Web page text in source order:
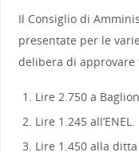
Il Consiglio di
presentate per le
delibera di approvare
Lire 2.750 a
Lire 1.245 all’ENEL.
Lire 1.450 alla